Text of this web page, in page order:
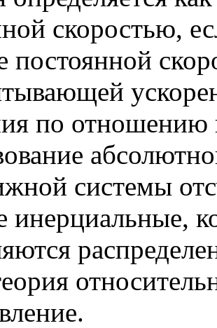
скоростью,
постоянной
по отношению
системы
инерциальные,